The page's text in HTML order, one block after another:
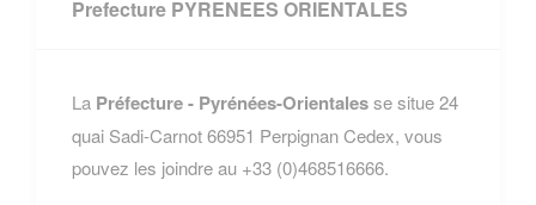
Prefecture PYRENEES ORIENTALES
La Préfecture - Pyrénées-Orientalesse situe 24
quai Sadi-Carnot 66951 Perpignan Cedex, vous
pouvez les joindre au +33 (0)468516666.